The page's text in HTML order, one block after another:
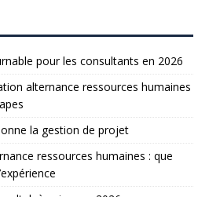
pour les consultants en 2026
alternance ressources humaines
la gestion de projet
ressources humaines : que